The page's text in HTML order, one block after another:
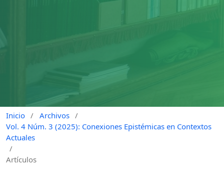
Inicio / Archivos /
Vol. 4 Núm. 3 (2025): Conexiones Epistémicas en Contextos
Actuales
/
Artículos